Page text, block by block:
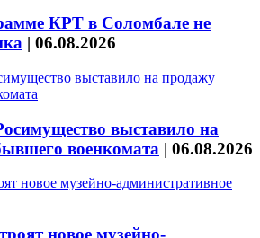
КРТ в Соломбале не
| 06.08.2026
выставило на
военкомата | 06.08.2026
новое музейно-